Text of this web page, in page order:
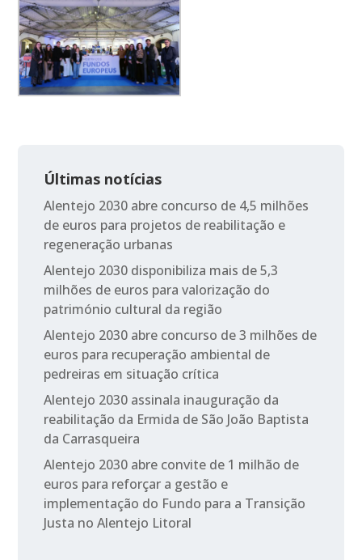
Últimas notícias
Alentejo 2030 abre concurso de 4,5 milhões
de euros para projetos de reabilitação e
regeneração urbanas
Alentejo 2030 disponibiliza mais de 5,3
milhões de euros para valorização do
património cultural da região
Alentejo 2030 abre concurso de 3 milhões de
euros para recuperação ambiental de
pedreiras em situação crítica
Alentejo 2030 assinala inauguração da
reabilitação da Ermida de São João Baptista
da Carrasqueira
Alentejo 2030 abre convite de 1 milhão de
euros para reforçar a gestão e
implementação do Fundo para a Transição
Justa no Alentejo Litoral